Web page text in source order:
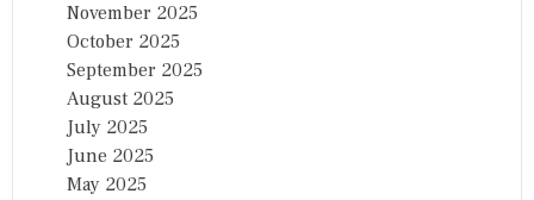
November 2025
October 2025
September 2025
August 2025
July 2025
June 2025
May 2025